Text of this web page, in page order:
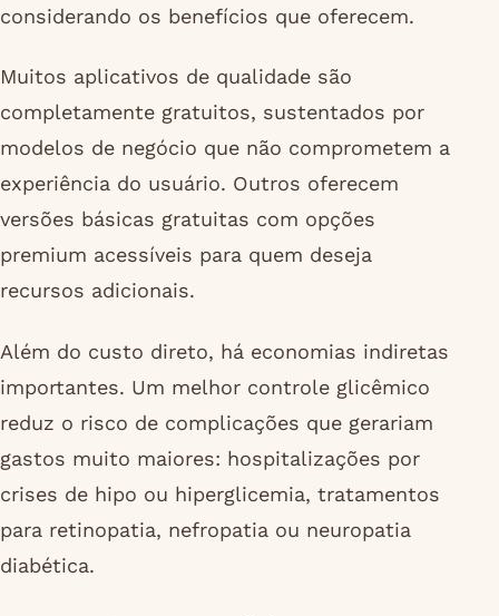
considerando os benefícios que oferecem.
Muitos aplicativos de qualidade são
completamente gratuitos, sustentados por
modelos de negócio que não comprometem a
experiência do usuário. Outros oferecem
versões básicas gratuitas com opções
premium acessíveis para quem deseja
recursos adicionais.
Além do custo direto, há economias indiretas
importantes. Um melhor controle glicêmico
reduz o risco de complicações que gerariam
gastos muito maiores: hospitalizações por
crises de hipo ou hiperglicemia, tratamentos
para retinopatia, nefropatia ou neuropatia
diabética.